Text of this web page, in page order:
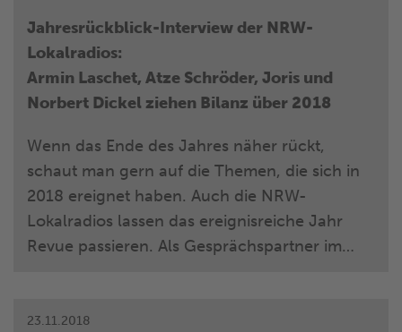
insgesamt 45 Artikel boten die NRW-
Jahresrückblick-Interview der NRW-
Lokalradios:
Armin Laschet, Atze Schröder, Joris und
Norbert Dickel ziehen Bilanz über 2018
Wenn das Ende des Jahres näher rückt,
schaut man gern auf die Themen, die sich in
2018 ereignet haben. Auch die NRW-
Lokalradios lassen das ereignisreiche Jahr
Revue passieren. Als Gesprächspartner im
Weiß über Ministerpräsident Armin Laschet,
23.11.2018